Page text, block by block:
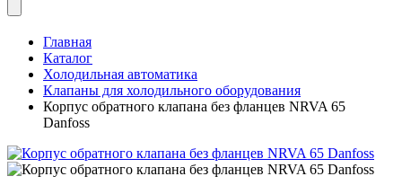
Главная
Каталог
Холодильная автоматика
Клапаны для холодильного оборудования
Корпус обратного клапана без фланцев NRVA 65
Danfoss